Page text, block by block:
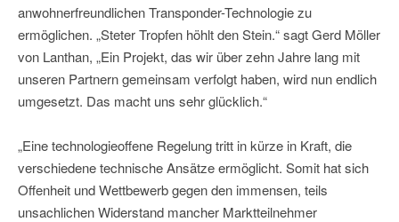
anwohnerfreundlichen Transponder-Technologie zu
ermöglichen. „Steter Tropfen höhlt den Stein.“ sagt Gerd Möller
von Lanthan, „Ein Projekt, das wir über zehn Jahre lang mit
unseren Partnern gemeinsam verfolgt haben, wird nun endlich
umgesetzt. Das macht uns sehr glücklich.“
„Eine technologieoffene Regelung tritt in kürze in Kraft, die
verschiedene technische Ansätze ermöglicht. Somit hat sich
Offenheit und Wettbewerb gegen den immensen, teils
unsachlichen Widerstand mancher Marktteilnehmer